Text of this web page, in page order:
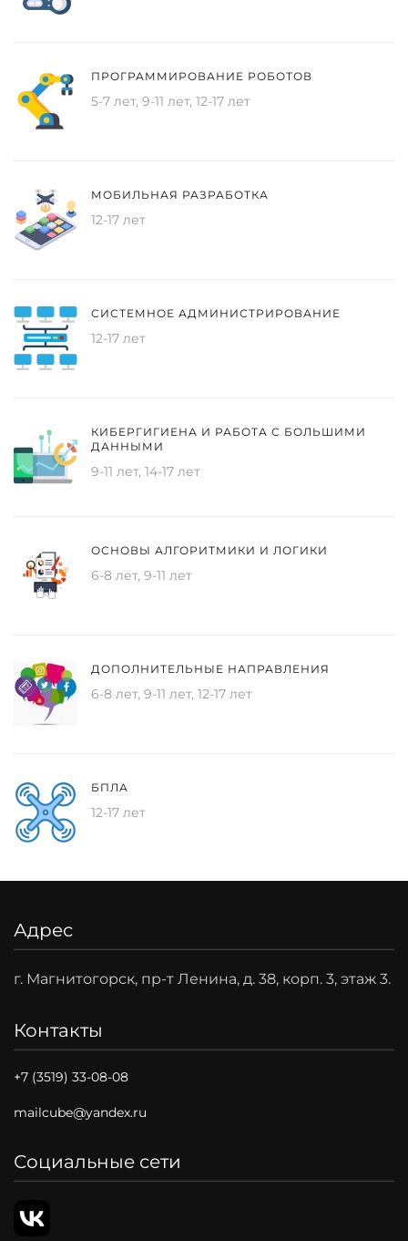
ПРОГРАММИРОВАНИЕ РОБОТОВ
5-7 лет, 9-11 лет, 12-17 лет
МОБИЛЬНАЯ РАЗРАБОТКА
12-17 лет
СИСТЕМНОЕ АДМИНИСТРИРОВАНИЕ
12-17 лет
КИБЕРГИГИЕНА И РАБОТА С БОЛЬШИМИ
ДАННЫМИ
9-11 лет, 14-17 лет
ОСНОВЫ АЛГОРИТМИКИ И ЛОГИКИ
6-8 лет, 9-11 лет
ДОПОЛНИТЕЛЬНЫЕ НАПРАВЛЕНИЯ
6-8 лет, 9-11 лет, 12-17 лет
БПЛА
12-17 лет
Адрес
г. Магнитогорск, пр-т Ленина, д. 38, корп. 3, этаж 3.
Контакты
+7 (3519) 33-08-08
mailcube@yandex.ru
Социальные сети